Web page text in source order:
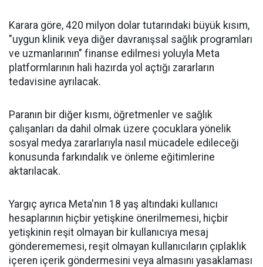
Karara göre, 420 milyon dolar tutarındaki büyük kısım,
"uygun klinik veya diğer davranışsal sağlık programları
ve uzmanlarının" finanse edilmesi yoluyla Meta
platformlarının hali hazırda yol açtığı zararların
tedavisine ayrılacak.
Paranın bir diğer kısmı, öğretmenler ve sağlık
çalışanları da dahil olmak üzere çocuklara yönelik
sosyal medya zararlarıyla nasıl mücadele edileceği
konusunda farkındalık ve önleme eğitimlerine
aktarılacak.
Yargıç ayrıca Meta'nın 18 yaş altındaki kullanıcı
hesaplarının hiçbir yetişkine önerilmemesi, hiçbir
yetişkinin reşit olmayan bir kullanıcıya mesaj
gönderememesi, reşit olmayan kullanıcıların çıplaklık
içeren içerik göndermesini veya almasını yasaklaması